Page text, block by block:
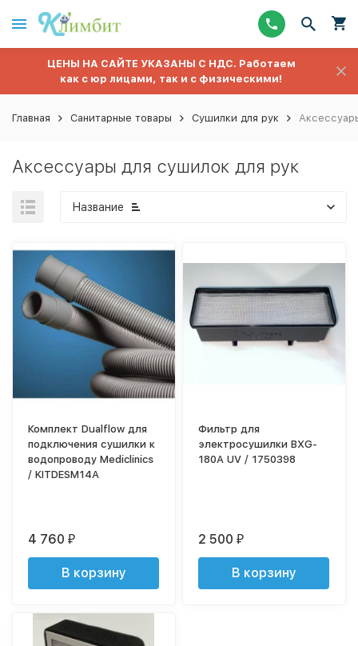
ЦЕНЫ НА САЙТЕ УКАЗАНЫ С НДС. Работаем
как с юр лицами, так и с физическими!
Главная Санитарные товары Сушилки для рук
Аксессуары для сушилок для рук
Название
Комплект Dualflow для
подключения сушилки к
водопроводу Mediclinics
/ KITDESM14A
4 760₽
В корзину
Фильтр для
электросушилки BXG-
180A UV / 1750398
2 500₽
В корзину